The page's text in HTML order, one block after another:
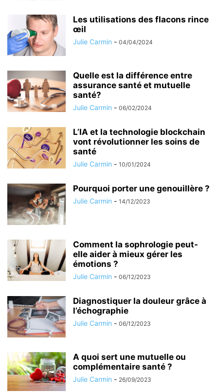
Les utilisations des flacons rince
œil
Julie Carmin - 04/04/2024
Quelle est la différence entre
assurance santé et mutuelle
santé?
Julie Carmin - 06/02/2024
L’IA et la technologie blockchain
vont révolutionner les soins de
santé
Julie Carmin - 10/01/2024
Pourquoi porter une genouillère ?
Julie Carmin - 14/12/2023
Comment la sophrologie peut-
elle aider à mieux gérer les
émotions ?
Julie Carmin - 06/12/2023
Diagnostiquer la douleur grâce à
l’échographie
Julie Carmin - 06/12/2023
A quoi sert une mutuelle ou
complémentaire santé ?
Julie Carmin - 26/09/2023